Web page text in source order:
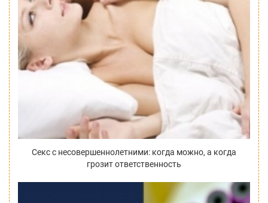
Секс с несовершеннолетними: когда можно, а когда
грозит ответственность